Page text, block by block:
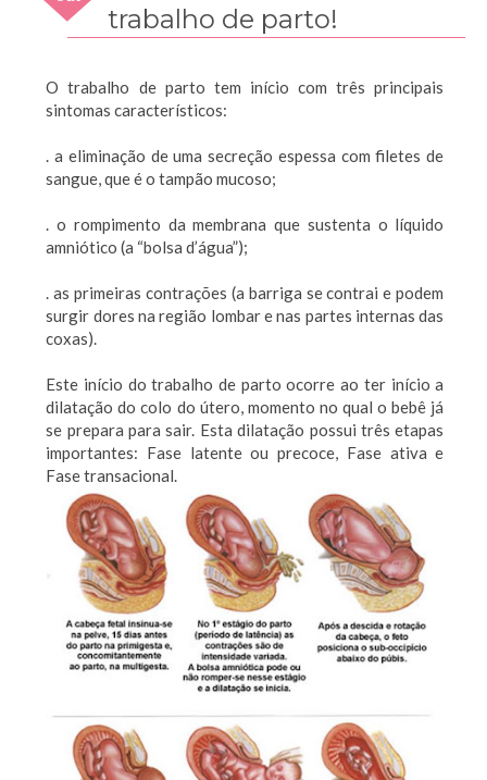
trabalho de parto!
O trabalho de parto tem início com três principais
sintomas característicos:
. a eliminação de uma secreção espessa com filetes de
sangue, que é o tampão mucoso;
. o rompimento da membrana que sustenta o líquido
amniótico (a “bolsa d’água”);
. as primeiras contrações (a barriga se contrai e podem
surgir dores na região lombar e nas partes internas das
coxas).
Este início do trabalho de parto ocorre ao ter início a
dilatação do colo do útero, momento no qual o bebê já
se prepara para sair. Esta dilatação possui três etapas
importantes: Fase latente ou precoce, Fase ativa e
Fase transacional.